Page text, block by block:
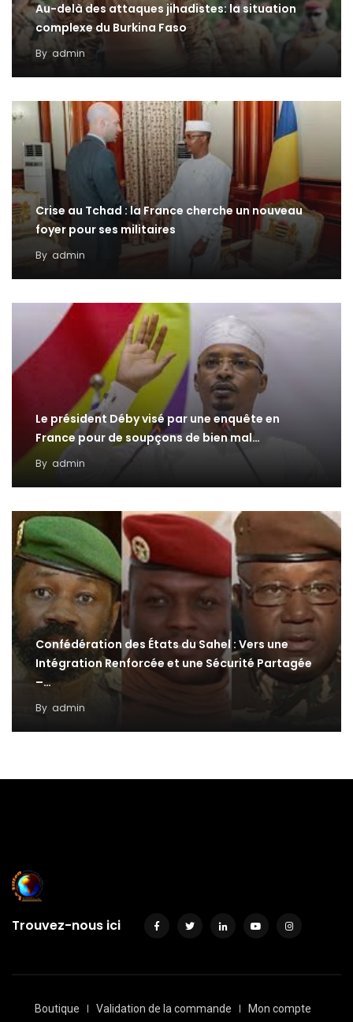
Au-delà des attaques jihadistes: la situation
complexe du Burkina Faso
By admin
Crise au Tchad : la France cherche un nouveau
foyer pour ses militaires
By admin
Le président Déby visé par une enquête en
France pour de soupçons de bien mal…
By admin
Confédération des États du Sahel : Vers une
Intégration Renforcée et une Sécurité Partagée
–…
By admin
Trouvez-nous ici
Boutique Validation de la commande Mon compte